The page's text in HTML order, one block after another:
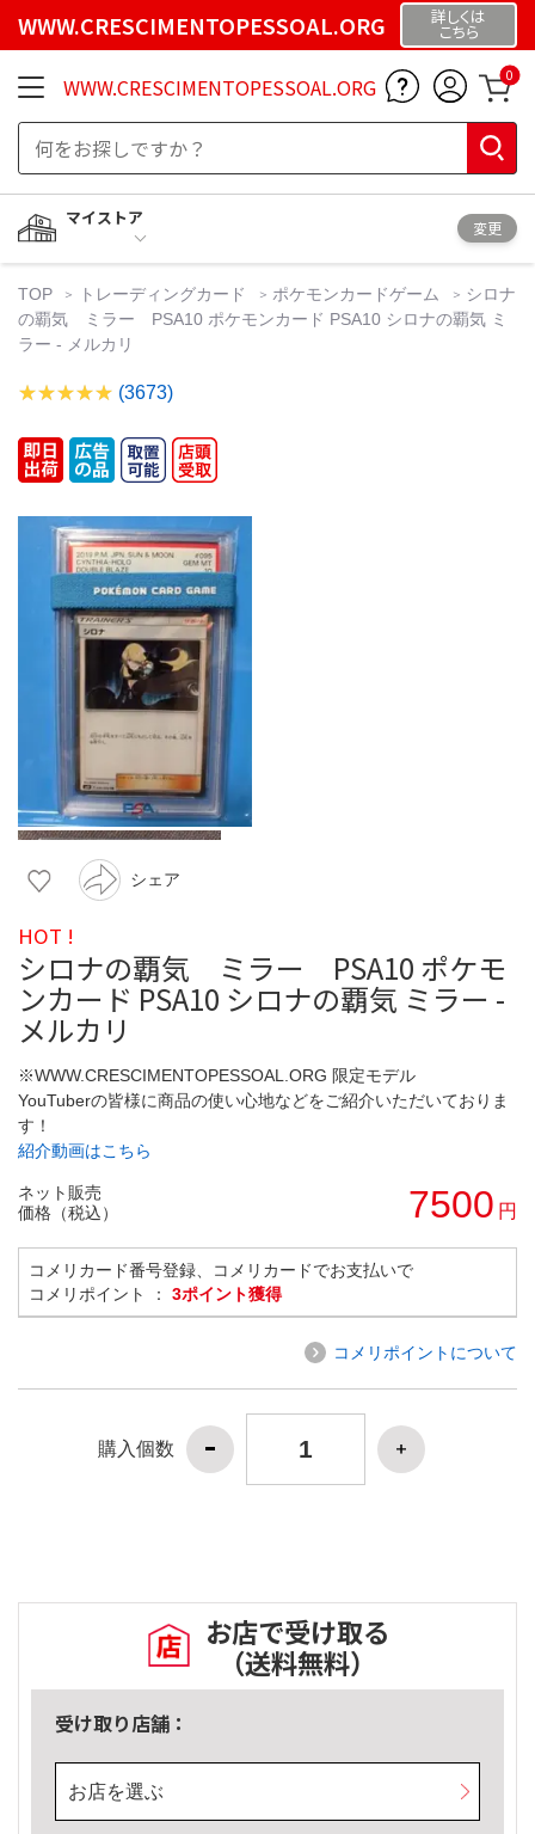
WWW.CRESCIMENTOPESSOAL.ORG 詳しくは
こちら
WWW.CRESCIMENTOPESSOAL.ORG 0
マイストア
変更
TOP トレーディングカード ポケモンカードゲーム
シロナ
の覇気 ミラー PSA10 ポケモンカード PSA10 シロナの覇気 ミ
ラー - メルカリ
(3673)
シェア
HOT !
シロナの覇気 ミラー PSA10 ポケモ
ンカード PSA10 シロナの覇気 ミラー -
メルカリ
※WWW.CRESCIMENTOPESSOAL.ORG 限定モデル
YouTuberの皆様に商品の使い心地などをご紹介いただいておりま
す！
紹介動画はこちら
ネット販売
価格（税込）
7500 円
コメリカード番号登録、コメリカードでお支払いで
コメリポイント ： 3ポイント獲得
コメリポイントについて
購入個数
お店で受け取る
（送料無料）
受け取り店舗：
お店を選ぶ